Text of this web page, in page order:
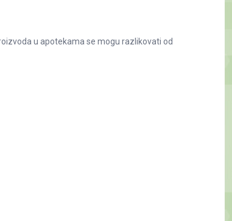
u apotekama se mogu razlikovati od